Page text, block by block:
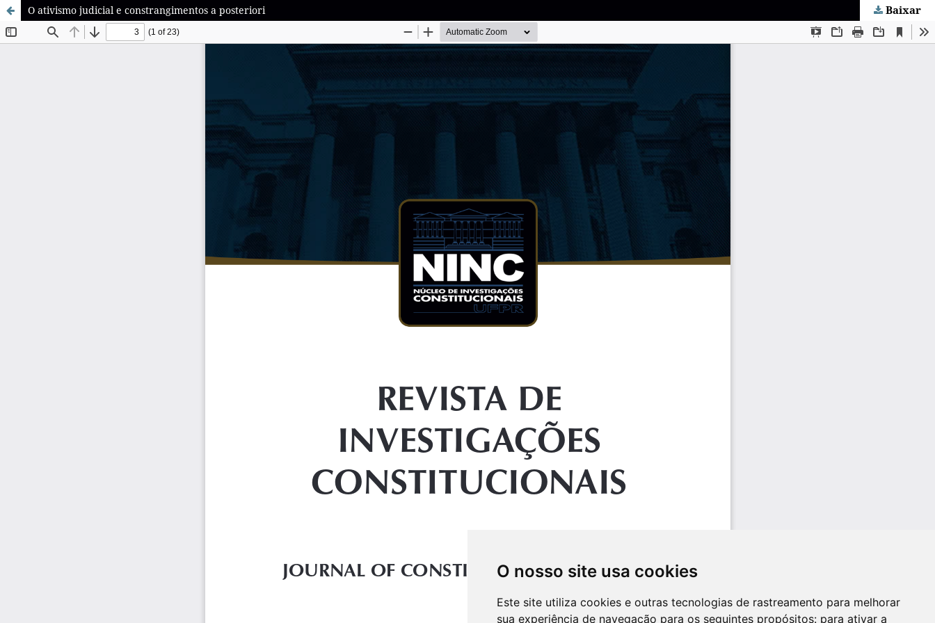
O nosso site usa cookies
Este site utiliza cookies e outras tecnologias de rastreamento para melhorar
sua experiência de navegação para os seguintes propósitos: para ativar a
O ativismo judicial e constrangimentos a posteriori Baixar